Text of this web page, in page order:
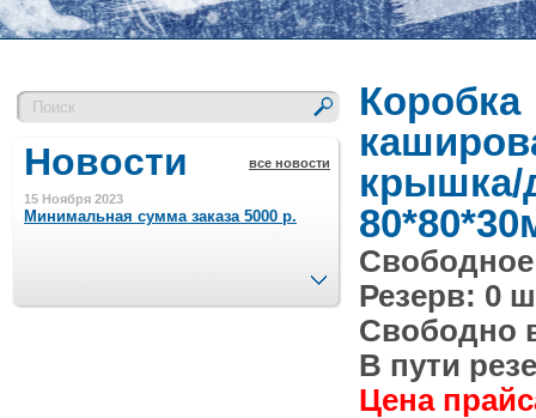
Новости все новости
15 Ноября 2023
Минимальная сумма заказа 5000 р.
Шляпные коробочки производим
След.
Коробка
крышка/
Свободное
Резерв: 0
Свободно
В пути
Цена